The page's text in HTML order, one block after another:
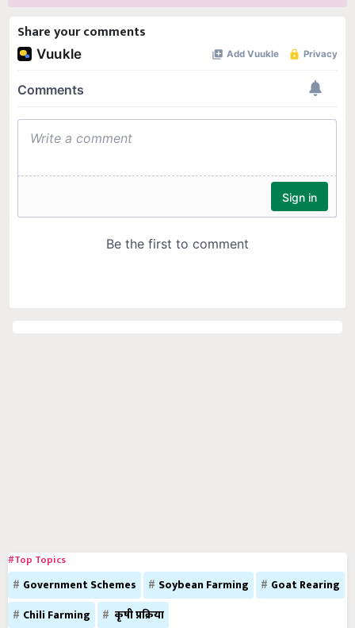
Share your comments
#Top Topics
Government Schemes Soybean Farming
Goat Rearing
Chili Farming
कृषी प्रक्रिया